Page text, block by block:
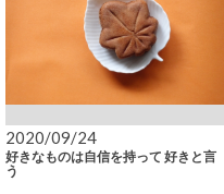
2020/09/24
好きなものは自信を持って 好きと言
う